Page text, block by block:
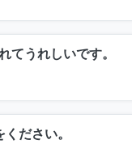
てうれしいです。
ださい。